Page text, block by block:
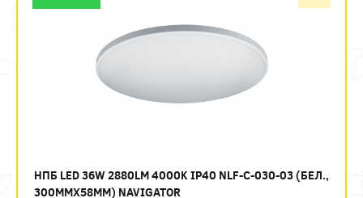
НПБ LED 36W 2880LM 4000K IP40 NLF-C-030-03 (БЕЛ.,
300ММХ58ММ) NAVIGATOR